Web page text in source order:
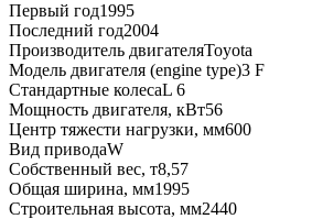
Первый год1995
Последний год2004
Производитель двигателяToyota
Модель двигателя (engine type)3 F
Стандартные колесаL 6
Мощность двигателя, кВт56
Центр тяжести нагрузки, мм600
Вид приводаW
Собственный вес, т8,57
Общая ширина, мм1995
Строительная высота, мм2440